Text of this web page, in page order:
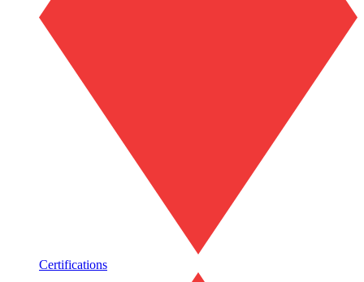
Certifications